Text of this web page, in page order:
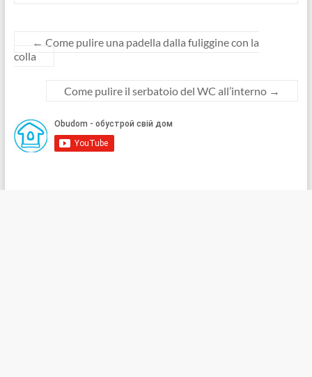
← Come pulire una padella dalla fuliggine con la
colla
Come pulire il serbatoio del WC all’interno →